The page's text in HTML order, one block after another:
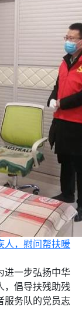
人，慰问帮扶暖
进一步弘扬中华
，倡导扶残助残
服务队的党员志